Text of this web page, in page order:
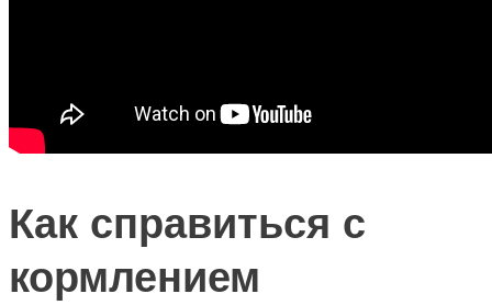
Как справиться с
кормлением